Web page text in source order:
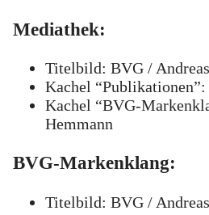
Mediathek:
Titelbild: BVG /
Kachel
Kachel “BVG-
Hemmann
BVG-Markenklang:
Titelbild: BVG /